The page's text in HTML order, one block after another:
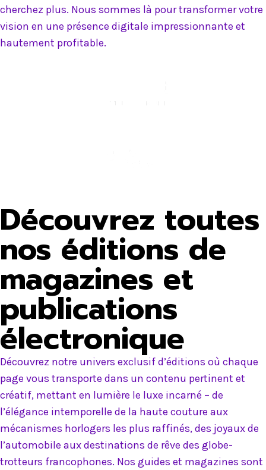
cherchez plus. Nous sommes là pour transformer votre
vision en une présence digitale impressionnante et
hautement profitable.
Découvrez toutes
nos éditions de
magazines et
publications
électronique
Découvrez notre univers exclusif d’éditions où chaque
page vous transporte dans un contenu pertinent et
créatif, mettant en lumière le luxe incarné – de
l’élégance intemporelle de la haute couture aux
mécanismes horlogers les plus raffinés, des joyaux de
l’automobile aux destinations de rêve des globe-
trotteurs francophones. Nos guides et magazines sont